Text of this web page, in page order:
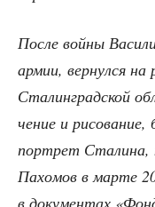
После вой­ны
армии, вер­нул­ся
Ста­лин­град­ской
че­ние и
порт­рет Ста­ли­на,
Пахо­мов в мар­те
в доку­мен­тах